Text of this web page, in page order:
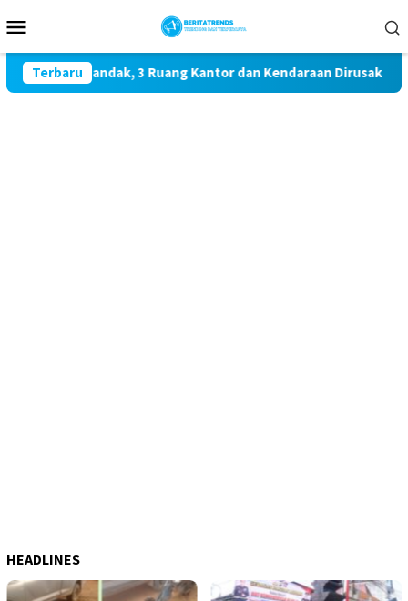
ke
Mobile
Terbaru
PT LAU Landak, 3 Ruang Kantor dan Kendaraan Dirusak Usai
HEADLINES